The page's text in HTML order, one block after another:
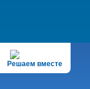
Решаем вместе